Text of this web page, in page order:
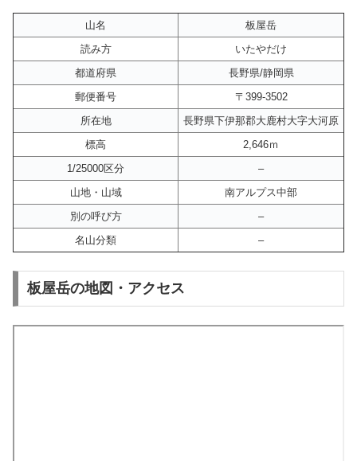
山名
板屋岳
読み方
いたやだけ
都道府県
長野県/静岡県
郵便番号
〒399-3502
所在地
長野県下伊那郡大鹿村大字大河原
標高
2,646ｍ
1/25000区分
–
山地・山域
南アルプス中部
別の呼び方
–
名山分類
–
板屋岳の地図・アクセス